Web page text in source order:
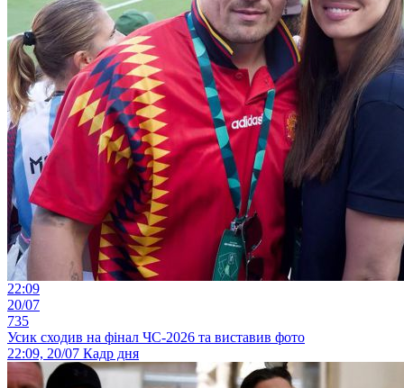
22:09
20/07
735
Усик сходив на фінал ЧС-2026 та виставив фото
22:09, 20/07 Кадр дня